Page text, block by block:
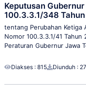
Keputusan
100.3.3.1/348
tentang Perubahan Ketiga
Nomor 100.3.3.1/41
Peraturan Gubernur Jawa
Diakses : 815 Diunduh :